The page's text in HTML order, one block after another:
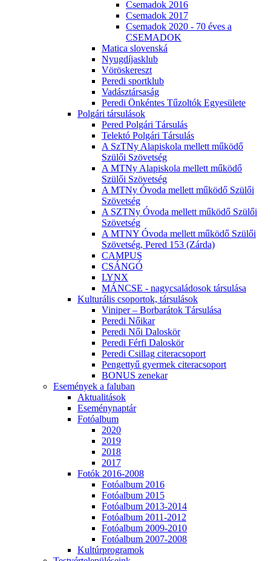
Csemadok 2016
Csemadok 2017
Csemadok 2020 - 70 éves a
CSEMADOK
Matica slovenská
Nyugdíjasklub
Vöröskereszt
Peredi sportklub
Vadásztársaság
Peredi Önkéntes Tűzoltók Egyesülete
Polgári társulások
Pered Polgári Társulás
Telektó Polgári Társulás
A SzTNy Alapiskola mellett működő
Szülői Szövetség
A MTNy Alapiskola mellett működő
Szülői Szövetség
A MTNy Óvoda mellett működő Szülői
Szövetség
A SZTNy Óvoda mellett működő Szülői
Szövetség
A MTNY Óvoda mellett működő Szülői
Szövetség, Pered 153 (Zárda)
CAMPUS
CSÁNGÓ
LYNX
MÁNCSE - nagycsaládosok társulása
Kulturális csoportok, társulások
Viniper – Borbarátok Társulása
Peredi Nőikar
Peredi Női Daloskör
Peredi Férfi Daloskör
Peredi Csillag citeracsoport
Pengettyű gyermek citeracsoport
BONUS zenekar
Események a faluban
Aktualitások
Eseménynaptár
Fotóalbum
2020
2019
2018
2017
Fotók 2016-2008
Fotóalbum 2016
Fotóalbum 2015
Fotóalbum 2013-2014
Fotóalbum 2011-2012
Fotóalbum 2009-2010
Fotóalbum 2007-2008
Kultúrprogramok